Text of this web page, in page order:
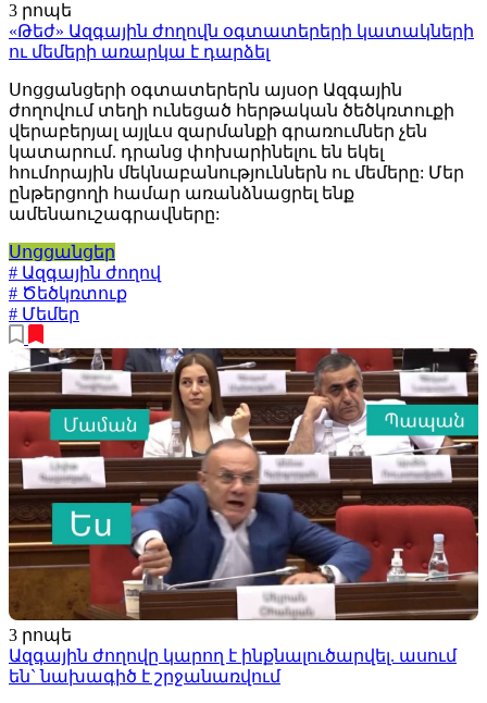
3 րոպե
«Թեժ» Ազգային ժողովն օգտատերերի կատակների
ու մեմերի առարկա է դարձել
Սոցցանցերի օգտատերերն այսօր Ազգային
ժողովում տեղի ունեցած հերթական ծեծկռտուքի
վերաբերյալ այլևս զարմանքի գրառումներ չեն
կատարում. դրանց փոխարինելու են եկել
հումորային մեկնաբանություններն ու մեմերը: Մեր
ընթերցողի համար առանձնացրել ենք
ամենաուշագրավները:
Սոցցանցեր
# Ազգային ժողով
# Ծեծկռտուք
# Մեմեր
3 րոպե
Ազգային ժողովը կարող է ինքնալուծարվել. ասում
են` նախագիծ է շրջանառվում